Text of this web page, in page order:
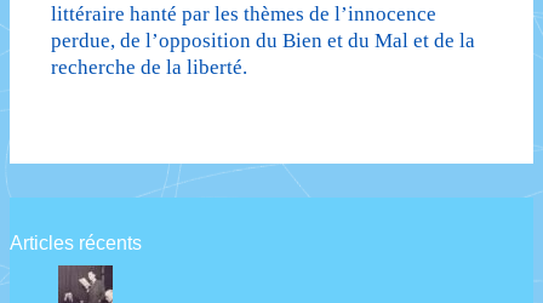
littéraire hanté par les thèmes de l’innocence
perdue, de l’opposition du Bien et du Mal et de la
recherche de la liberté.
Articles récents